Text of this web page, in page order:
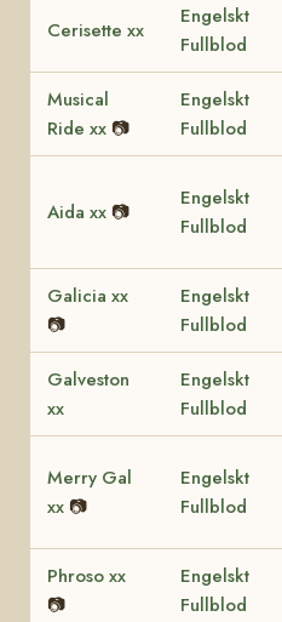
Cerisette xx
Engelskt
Fullblod
Musical
Ride xx 📷
Engelskt
Fullblod
Aida xx 📷
Engelskt
Fullblod
Galicia xx
📷
Engelskt
Fullblod
Galveston
xx
Engelskt
Fullblod
Merry Gal
xx 📷
Engelskt
Fullblod
Phroso xx
📷
Engelskt
Fullblod